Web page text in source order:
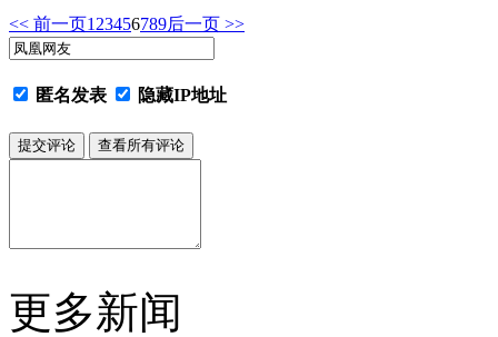
<< 前一页1 23456789后一页 >>
匿名发表 隐藏IP地址
更多新闻